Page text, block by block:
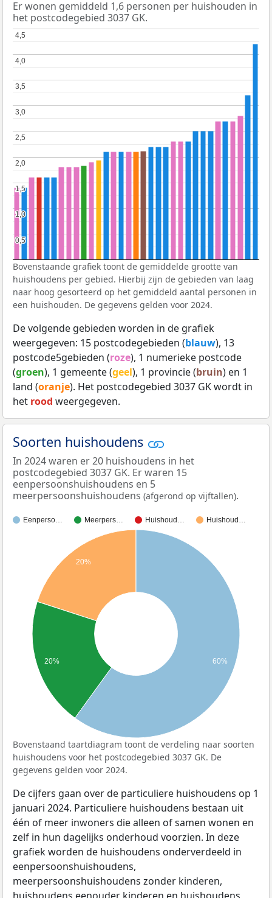
Er wonen gemiddeld 1,6 personen per huishouden in
het postcodegebied 3037 GK.
0,5
0,5
1,0
1,0
1,5
1,5
2,0
2,0
2,5
2,5
3,0
3,0
3,5
3,5
4,0
4,0
4,5
4,5
Bovenstaande grafiek toont de gemiddelde grootte van
huishoudens per gebied. Hierbij zijn de gebieden van laag
naar hoog gesorteerd op het gemiddeld aantal personen in
een huishouden. De gegevens gelden voor 2024.
De volgende gebieden worden in de grafiek
weergegeven: 15 postcodegebieden (blauw), 13
postcode5gebieden (roze), 1 numerieke postcode
(groen), 1 gemeente (geel), 1 provincie (bruin) en 1
land (oranje). Het postcodegebied 3037 GK wordt in
het rood weergegeven.
Soorten huishoudens
In 2024 waren er 20 huishoudens in het
postcodegebied 3037 GK. Er waren 15
eenpersoonshuishoudens en 5
meerpersoonshuishoudens (afgerond op vijftallen).
Eenperso… Meerpers… Huishoud… Huishoud…
20%
20% 60%
Bovenstaand taartdiagram toont de verdeling naar soorten
huishoudens voor het postcodegebied 3037 GK. De
gegevens gelden voor 2024.
De cijfers gaan over de particuliere huishoudens op 1
januari 2024. Particuliere huishoudens bestaan uit
één of meer inwoners die alleen of samen wonen en
zelf in hun dagelijks onderhoud voorzien. In deze
grafiek worden de huishoudens onderverdeeld in
eenpersoonshuishoudens,
meerpersoonshuishoudens zonder kinderen,